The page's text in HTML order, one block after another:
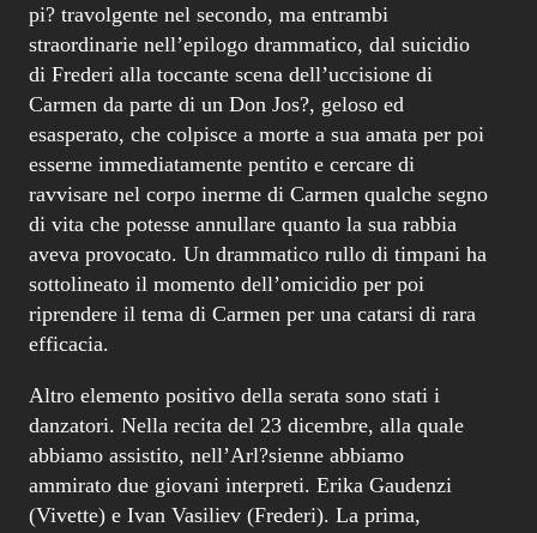
ravvisare nel corpo inerme di Carmen qualche segno
di vita che potesse annullare quanto la sua rabbia
aveva provocato. Un drammatico rullo di timpani ha
sottolineato il momento dell’omicidio per poi
riprendere il tema di Carmen per una catarsi di rara
efficacia.
Altro elemento positivo della serata sono stati i
danzatori. Nella recita del 23 dicembre, alla quale
abbiamo assistito, nell’Arl?sienne abbiamo
ammirato due giovani interpreti. Erika Gaudenzi
(Vivette) e Ivan Vasiliev (Frederi). La prima,
dell’Opera, ha dato vita ad un personaggio dolce e
sognante, pieno di delicatezza e di ‘charme’ che si
contrapponeva alla danza pi? virile e prorompente di
Ivan Vasiliev, danzatore poco pi? che ventenne, una
delle promesse del Bolscioi presso il quale, da